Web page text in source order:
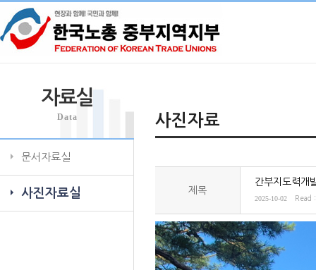
자료실
Data
문서자료실
사진자료실
사진자료
제목
간부지도력개
2025-10-02 Read